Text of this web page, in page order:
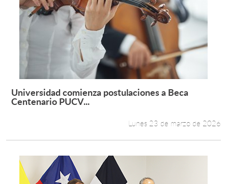
English
Leer más +
Universidad comienza postulaciones a Beca
Centenario PUCV...
Lunes 23 de marzo de 2026